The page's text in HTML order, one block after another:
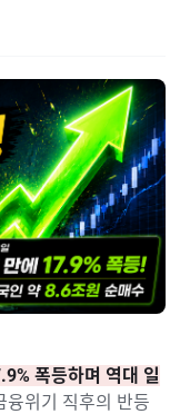
폭등하며 역대 일
융위기 직후의 반등